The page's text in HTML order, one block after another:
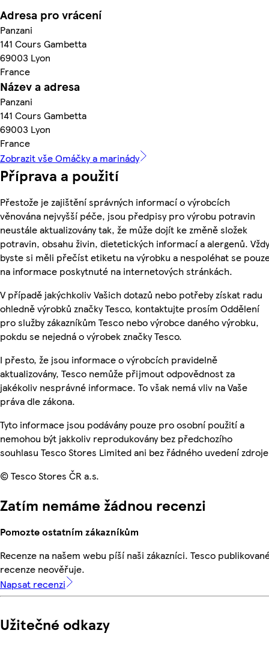
Adresa pro vrácení
Panzani
141 Cours Gambetta
69003 Lyon
France
Název a adresa
Panzani
141 Cours Gambetta
69003 Lyon
France
Zobrazit vše Omáčky a marinády
Příprava a použití
Přestože je zajištění správných informací o výrobcích
věnována nejvyšší péče, jsou předpisy pro výrobu potravin
neustále aktualizovány tak, že může dojít ke změně složek
potravin, obsahu živin, dietetických informací a alergenů. Vždy
byste si měli přečíst etiketu na výrobku a nespoléhat se
na informace poskytnuté na internetových stránkách.
V případě jakýchkoliv Vašich dotazů nebo potřeby získat radu
ohledně výrobků značky Tesco, kontaktujte prosím Oddělení
pro služby zákazníkům Tesco nebo výrobce daného výrobku,
pokdu se nejedná o výrobek značky Tesco.
I přesto, že jsou informace o výrobcích pravidelně
aktualizovány, Tesco nemůže přijmout odpovědnost za
jakékoliv nesprávné informace. To však nemá vliv na Vaše
práva dle zákona.
Tyto informace jsou podávány pouze pro osobní použití a
nemohou být jakkoliv reprodukovány bez předchozího
souhlasu Tesco Stores Limited ani bez řádného uvedení
© Tesco Stores ČR a.s.
Zatím nemáme žádnou recenzi
Pomozte ostatním zákazníkům
Recenze na našem webu píší naši zákazníci. Tesco
recenze neověřuje.
Napsat recenzi
Užitečné odkazy